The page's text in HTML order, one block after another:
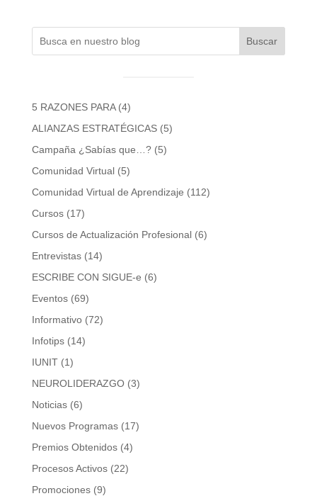
Buscar
5 RAZONES PARA(4)
ALIANZAS ESTRATÉGICAS(5)
Campaña ¿Sabías que…?(5)
Comunidad Virtual(5)
Comunidad Virtual de Aprendizaje (112)
Cursos(17)
Cursos de Actualización Profesional(6)
Entrevistas(14)
ESCRIBE CON SIGUE-e (6)
Eventos(69)
Informativo(72)
Infotips(14)
IUNIT(1)
NEUROLIDERAZGO(3)
Noticias(6)
Nuevos Programas(17)
Premios Obtenidos(4)
Procesos Activos(22)
Promociones(9)